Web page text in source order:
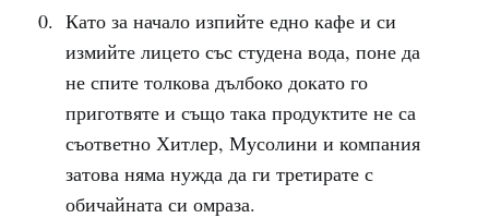
Като за начало изпийте едно кафе и си
измийте лицето със студена вода, поне да
не спите толкова дълбоко докато го
приготвяте и също така продуктите не са
съответно Хитлер, Мусолини и компания
затова няма нужда да ги третирате с
обичайната си омраза.